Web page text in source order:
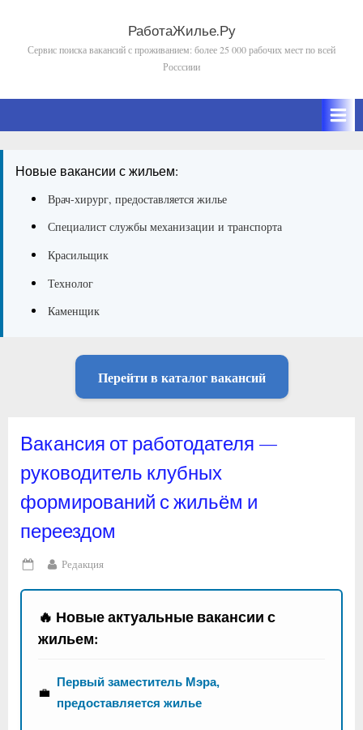
content
РаботаЖилье.Ру
Сервис поиска вакансий с проживанием: более 25 000 рабочих мест по всей
Росссиии
Новые вакансии с жильем:
Врач-хирург, предоставляется жилье
Специалист службы механизации и транспорта
Красильщик
Технолог
Каменщик
Перейти в каталог вакансий
Вакансия от работодателя —
руководитель клубных
формирований с жильём и
переездом
Posted
on
By
Редакция
🔥 Новые актуальные вакансии с
жильем:
💼
Первый заместитель Мэра,
предоставляется жилье